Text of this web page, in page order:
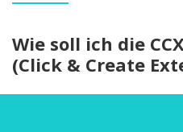
Wie soll ich die
(Click & Create